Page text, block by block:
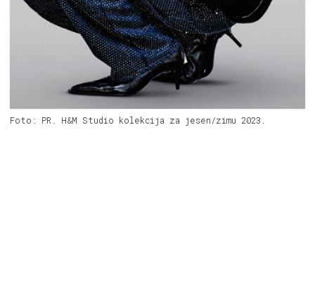
Foto: PR. H&M Studio kolekcija za jesen/zimu 2023.